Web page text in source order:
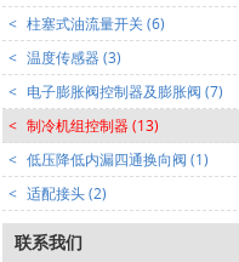
< 柱塞式油流量开关 (6)
< 温度传感器 (3)
< 电子膨胀阀控制器及膨胀阀 (7)
< 制冷机组控制器 (13)
< 低压降低内漏四通换向阀 (1)
< 适配接头 (2)
联系我们